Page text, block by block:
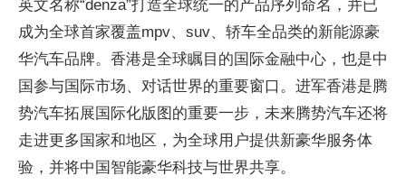
英文名称“denza”打造全球统一的产品序列命名，并已
成为全球首家覆盖mpv、suv、轿车全品类的新能源豪
华汽车品牌。香港是全球瞩目的国际金融中心，也是中
国参与国际市场、对话世界的重要窗口。进军香港是腾
势汽车拓展国际化版图的重要一步，未来腾势汽车还将
走进更多国家和地区，为全球用户提供新豪华服务体
验，并将中国智能豪华科技与世界共享。